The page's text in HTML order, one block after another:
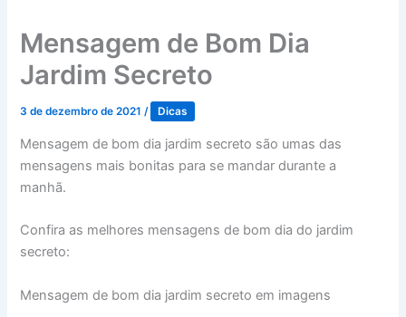
Mensagem de Bom Dia
Jardim Secreto
3 de dezembro de 2021/ Dicas
Mensagem de bom dia jardim secreto são umas das
mensagens mais bonitas para se mandar durante a
manhã.
Confira as melhores mensagens de bom dia do jardim
secreto:
Mensagem de bom dia jardim secreto em imagens